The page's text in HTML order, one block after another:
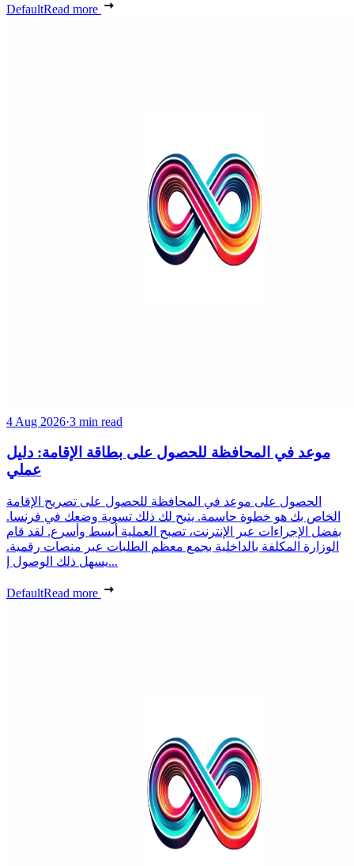
DefaultRead more
4 Aug 2026·3 min read
موعد في المحافظة للحصول على بطاقة الإقامة: دليل
عملي
الحصول على موعد في المحافظة للحصول على تصريح الإقامة
الخاص بك هو خطوة حاسمة. يتيح لك ذلك تسوية وضعك في فرنسا.
بفضل الإجراءات عبر الإنترنت، تصبح العملية أبسط وأسرع. لقد قام
الوزارة المكلفة بالداخلية بجمع معظم الطلبات عبر منصات رقمية.
يسهل ذلك الوصول إ...
DefaultRead more